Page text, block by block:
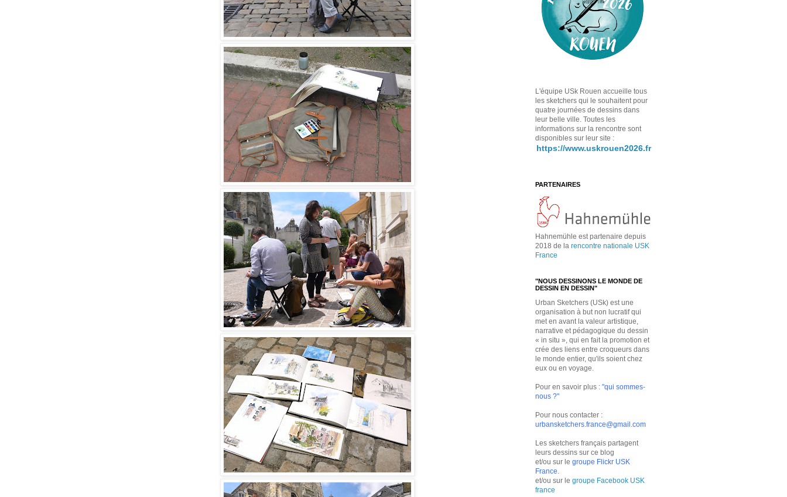
L'équipe USk Rouen accueille tous
les sketchers qui le souhaitent pour
quatre journées de dessins dans
leur belle ville. Toutes les
informations sur la rencontre sont
disponibles sur leur site :
https://www.uskrouen2026.fr
PARTENAIRES
Hahnemühle est partenaire depuis
2018 de la rencontre nationale USK
France
"NOUS DESSINONS LE MONDE DE
DESSIN EN DESSIN"
Urban Sketchers (USk) est une
organisation à but non lucratif qui
met en avant la valeur artistique,
narrative et pédagogique du dessin
« in situ », qui en fait la promotion et
crée des liens entre croqueurs dans
le monde entier, qu'ils soient chez
eux ou en voyage.
Pour en savoir plus : "qui sommes-
nous ?"
Pour nous contacter :
urbansketchers.france@gmail.com
Les sketchers français partagent
leurs dessins sur ce blog
et/ou sur le groupe Flickr USK
France
et/ou sur le groupe Facebook USK
france